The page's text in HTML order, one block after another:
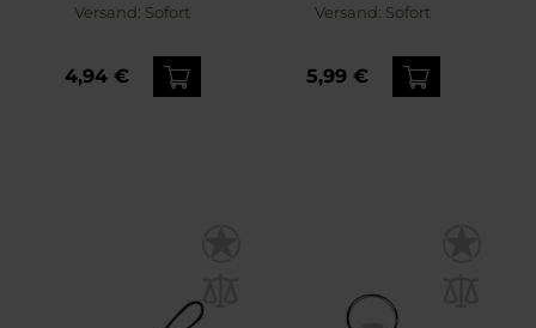
Versand: Sofort
4,94 €
Versand: Sofort
5,99 €